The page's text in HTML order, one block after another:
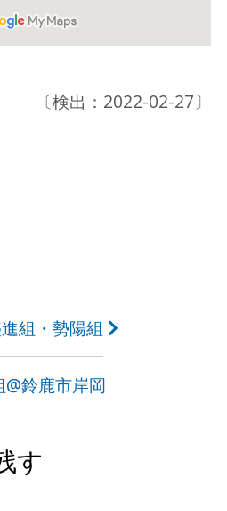
〔検出：2022-02-27〕
組・勢陽組
@鈴鹿市岸岡
す